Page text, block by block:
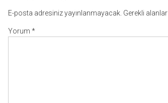
E-posta adresiniz yayınlanmayacak. Gerekli alanlar
Yorum *